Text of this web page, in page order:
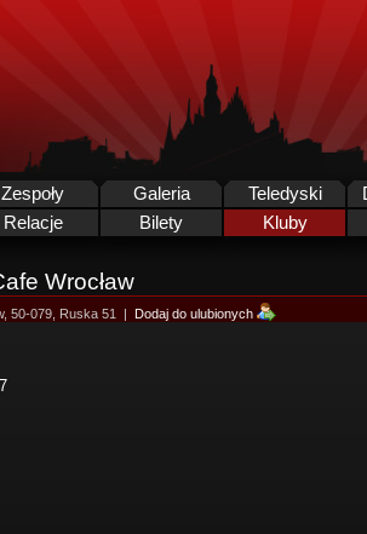
Zespoły Galeria Teledyski
Relacje Bilety Kluby
Wrocław
50-079, Ruska 51 | Dodaj do ulubionych